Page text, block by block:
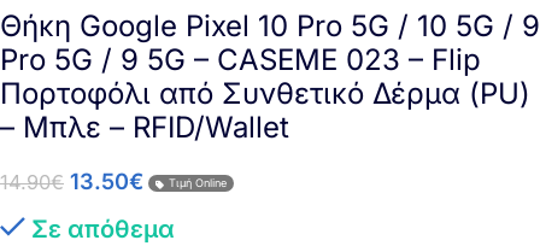
Θήκη Google Pixel 10 Pro 5G / 10 5G / 9
Pro 5G / 9 5G – CASEME 023 – Flip
Πορτοφόλι από Συνθετικό Δέρμα (PU)
– Μπλε – RFID/Wallet
14.90€ 13.50€ Τιμή Online
Σε απόθεμα